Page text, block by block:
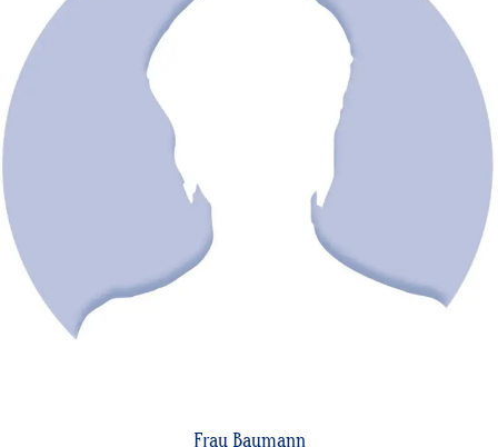
Frau Baumann